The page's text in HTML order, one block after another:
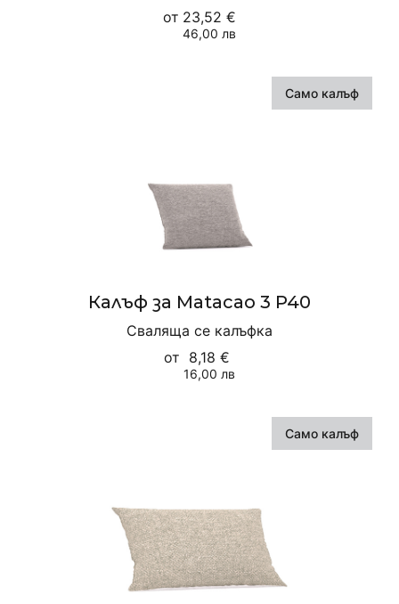
от 23,52 €
46,00 лв
Само калъф
Калъф за Matacao 3 P40
Сваляща се калъфка
от 8,18 €
16,00 лв
Само калъф